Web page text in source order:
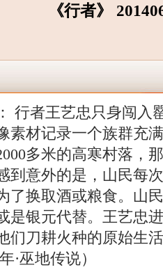
《行者》
行者王艺忠只身闯入
素材记录一个族群充
多米的高寒村落，
到意外的是，山民每
了换取酒或粮食。山
是银元代替。王艺忠
们刀耕火种的原始生
·巫地传说）